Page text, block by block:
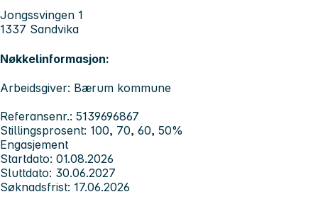
Jongssvingen 1
1337 Sandvika
Nøkkelinformasjon:
Arbeidsgiver: Bærum kommune
Referansenr.: 5139696867
Stillingsprosent: 100, 70, 60, 50%
Engasjement
Startdato: 01.08.2026
Sluttdato: 30.06.2027
Søknadsfrist: 17.06.2026